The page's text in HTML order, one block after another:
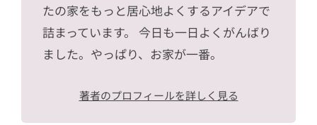
たの家をもっと居心地よくするアイデアで
詰まっています。 今日も一日よくがんばり
ました。やっぱり、お家が一番。
著者のプロフィールを詳しく見る